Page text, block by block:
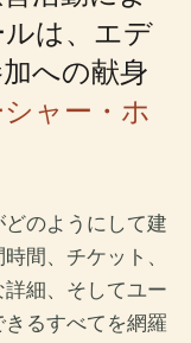
は、エデ
への献身
ャー・ホ
のようにして建
間、チケット、
細、そしてユー
るすべてを網羅